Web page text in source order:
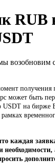
RUB
возобновим
получения
может быть
USDT на
каждая